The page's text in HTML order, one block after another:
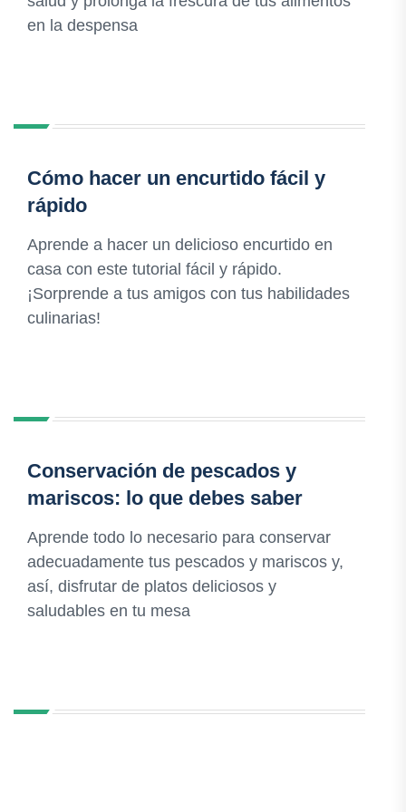
en la despensa
Cómo hacer un encurtido fácil y
rápido
Aprende a hacer un delicioso encurtido en
casa con este tutorial fácil y rápido.
¡Sorprende a tus amigos con tus habilidades
culinarias!
Conservación de pescados y
mariscos: lo que debes saber
Aprende todo lo necesario para conservar
adecuadamente tus pescados y mariscos y,
así, disfrutar de platos deliciosos y
saludables en tu mesa